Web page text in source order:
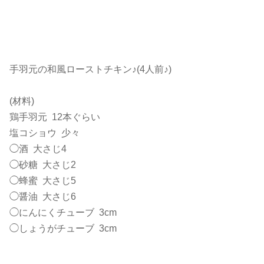
手羽元の和風ローストチキン♪(4人前♪)
(材料)
鶏手羽元 12本ぐらい
塩コショウ 少々
◯酒 大さじ4
◯砂糖 大さじ2
◯蜂蜜 大さじ5
◯醤油 大さじ6
◯にんにくチューブ 3cm
◯しょうがチューブ 3cm